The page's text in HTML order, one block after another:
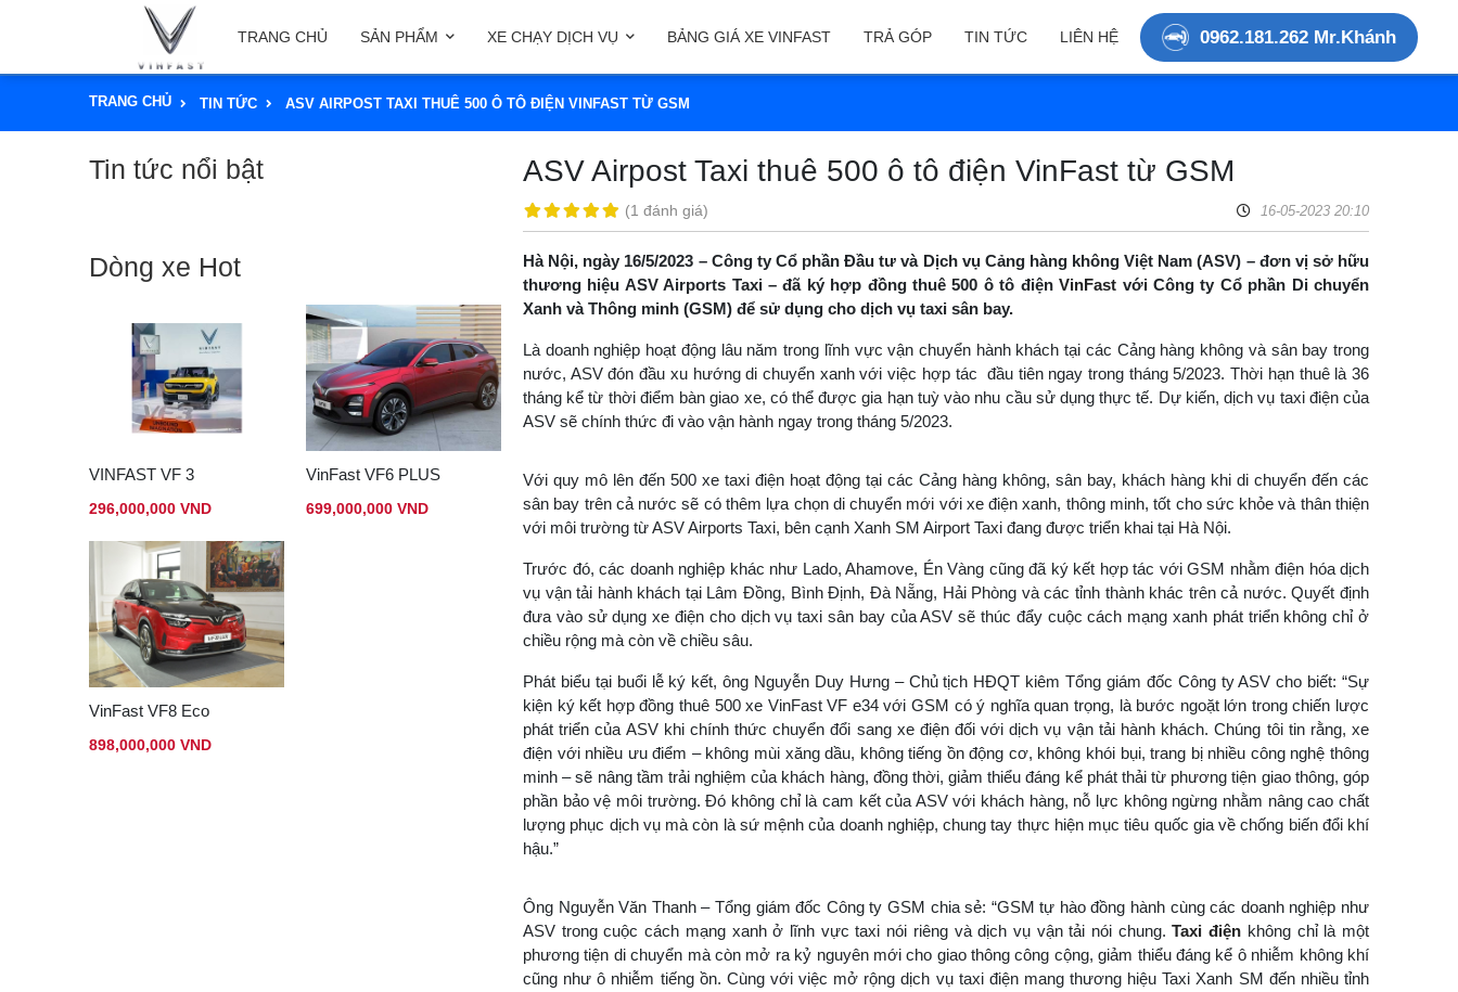
TRANG CHỦ SẢN PHẨM XE CHẠY DỊCH VỤ BẢNG GIÁ XE VINFAST TRẢ GÓP TIN TỨC LIÊN HỆ 0962.181.262 Mr.Khánh
TRANG CHỦ TIN TỨC ASV AIRPOST TAXI THUÊ 500 Ô TÔ ĐIỆN VINFAST TỪ GSM
Tin tức nổi bật
Dòng xe Hot
VINFAST VF 3
296,000,000 VND
VinFast VF6 PLUS
699,000,000 VND
VinFast VF8 Eco
898,000,000 VND
ASV Airpost Taxi thuê 500 ô tô điện VinFast từ GSM
(1 đánh giá) 16-05-2023 20:10
Hà Nội, ngày 16/5/2023 – Công ty Cổ phần Đầu tư và Dịch vụ Cảng hàng không Việt Nam (ASV) – đơn vị sở hữu
thương hiệu ASV Airports Taxi – đã ký hợp đồng thuê 500 ô tô điệnVinFast với Công ty Cổ phần Di chuyển
Xanh và Thông minh (GSM) để sử dụng cho dịch vụ taxi sân bay.
Là doanh nghiệp hoạt động lâu năm trong lĩnh vực vận chuyển hành khách tại các Cảng hàng không và sân bay trong
nước, ASV đón đầu xu hướng di chuyển xanh với việc hợp tác đầu tiên ngay trong tháng 5/2023. Thời hạn thuê là 36
tháng kể từ thời điểm bàn giao xe, có thể được gia hạn tuỳ vào nhu cầu sử dụng thực tế. Dự kiến, dịch vụ taxi điện của
ASV sẽ chính thức đi vào vận hành ngay trong tháng 5/2023.
Với quy mô lên đến 500 xe taxi điện hoạt động tại các Cảng hàng không, sân bay, khách hàng khi di chuyển đến các
sân bay trên cả nước sẽ có thêm lựa chọn di chuyển mới với xe điện xanh, thông minh, tốt cho sức khỏe và thân thiện
với môi trường từ ASV Airports Taxi, bên cạnh Xanh SM Airport Taxi đang được triển khai tại Hà Nội.
Trước đó, các doanh nghiệp khác như Lado, Ahamove, Én Vàng cũng đã ký kết hợp tác với GSM nhằm điện hóa dịch
vụ vận tải hành khách tại Lâm Đồng, Bình Định, Đà Nẵng, Hải Phòng và các tỉnh thành khác trên cả nước. Quyết định
đưa vào sử dụng xe điện cho dịch vụ taxi sân bay của ASV sẽ thúc đẩy cuộc cách mạng xanh phát triển không chỉ ở
chiều rộng mà còn về chiều sâu.
Phát biểu tại buổi lễ ký kết, ông Nguyễn Duy Hưng – Chủ tịch HĐQT kiêm Tổng giám đốc Công ty ASV cho biết: “Sự
kiện ký kết hợp đồng thuê 500 xe VinFast VF e34 với GSM có ý nghĩa quan trọng, là bước ngoặt lớn trong chiến lược
phát triển của ASV khi chính thức chuyển đổi sang xe điện đối với dịch vụ vận tải hành khách. Chúng tôi tin rằng, xe
điện với nhiều ưu điểm – không mùi xăng dầu, không tiếng ồn động cơ, không khói bụi, trang bị nhiều công nghệ thông
minh – sẽ nâng tầm trải nghiệm của khách hàng, đồng thời, giảm thiểu đáng kể phát thải từ phương tiện giao thông, góp
phần bảo vệ môi trường. Đó không chỉ là cam kết của ASV với khách hàng, nỗ lực không ngừng nhằm nâng cao chất
lượng phục dịch vụ mà còn là sứ mệnh của doanh nghiệp, chung tay thực hiện mục tiêu quốc gia về chống biến đổi khí
hậu.”
Ông Nguyễn Văn Thanh – Tổng giám đốc Công ty GSM chia sẻ: “GSM tự hào đồng hành cùng các doanh nghiệp như
ASV trong cuộc cách mạng xanh ở lĩnh vực taxi nói riêng và dịch vụ vận tải nói chung.Taxi điện không chỉ là một
phương tiện di chuyển mà còn mở ra kỷ nguyên mới cho giao thông công cộng, giảm thiểu đáng kể ô nhiễm không khí
cũng như ô nhiễm tiếng ồn. Cùng với việc mở rộng dịch vụ taxi điện mang thương hiệu Taxi Xanh SM đến nhiều tỉnh